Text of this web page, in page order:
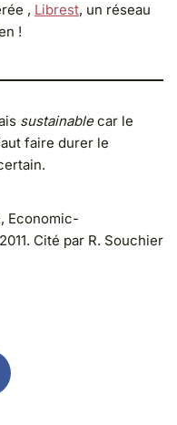
, Librest, un réseau
!
sustainablecar le
faire durer le
Economic-
Cité par R. Souchier